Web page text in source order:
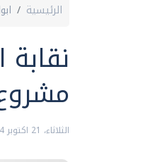
الرئيسية
الثلاثاء، 21 اكتوبر 2014 09:38 ص